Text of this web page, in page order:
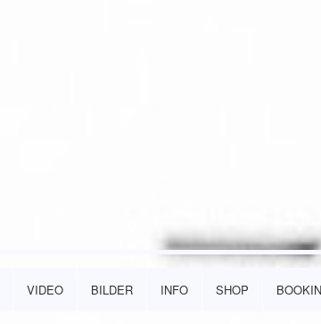
VIDEO BILDER INFO SHOP